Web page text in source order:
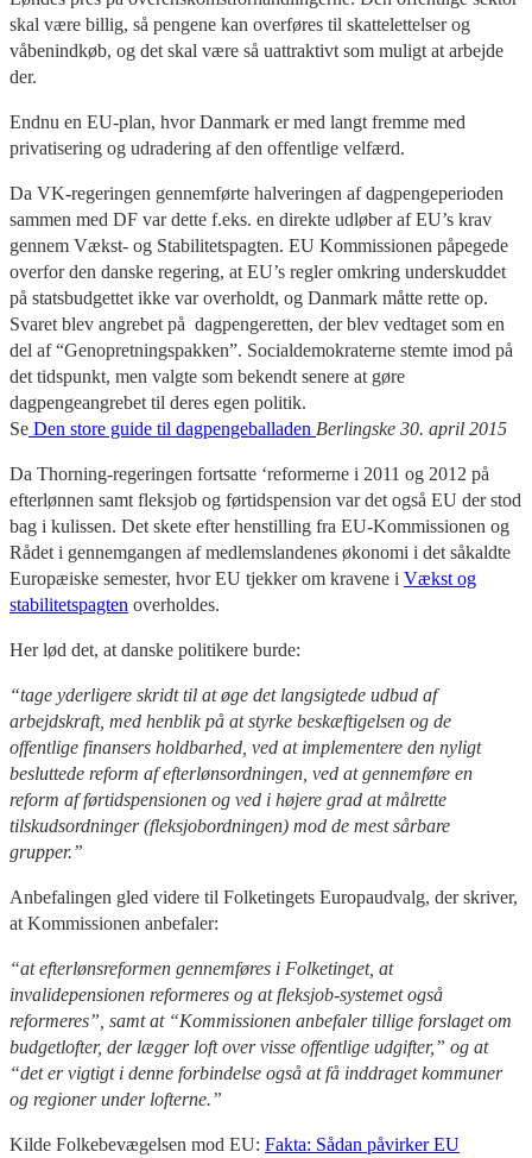
skal være billig, så pengene kan overføres til skattelettelser og
våbenindkøb, og det skal være så uattraktivt som muligt at arbejde
der.
Endnu en EU-plan, hvor Danmark er med langt fremme med
privatisering og udradering af den offentlige velfærd.
Da VK-regeringen gennemførte halveringen af dagpengeperioden
sammen med DF var dette f.eks. en direkte udløber af EU’s krav
gennem Vækst- og Stabilitetspagten. EU Kommissionen påpegede
overfor den danske regering, at EU’s regler omkring underskuddet
på statsbudgettet ikke var overholdt, og Danmark måtte rette op.
Svaret blev angrebet på dagpengeretten, der blev vedtaget som en
del af “Genopretningspakken”. Socialdemokraterne stemte imod på
det tidspunkt, men valgte som bekendt senere at gøre
dagpengeangrebet til deres egen politik.
Se Den store guide til dagpengeballaden Berlingske 30. april 2015
Da Thorning-regeringen fortsatte ‘reformerne i 2011 og 2012 på
efterlønnen samt fleksjob og førtidspension var det også EU der stod
bag i kulissen. Det skete efter henstilling fra EU-Kommissionen og
Rådet i gennemgangen af medlemslandenes økonomi i det såkaldte
Europæiske semester, hvor EU tjekker om kravene i Vækst og
stabilitetspagten overholdes.
Her lød det, at danske politikere burde:
“tage yderligere skridt til at øge det langsigtede udbud af
arbejdskraft, med henblik på at styrke beskæftigelsen og de
offentlige finansers holdbarhed, ved at implementere den nyligt
besluttede reform af efterlønsordningen, ved at gennemføre en
reform af førtidspensionen og ved i højere grad at målrette
tilskudsordninger (fleksjobordningen) mod de mest sårbare
grupper.”
Anbefalingen gled videre til Folketingets Europaudvalg, der skriver,
at Kommissionen anbefaler:
“at efterlønsreformen gennemføres i Folketinget, at
invalidepensionen reformeres og at fleksjob-systemet også
reformeres”, samt at “Kommissionen anbefaler tillige forslaget om
budgetlofter, der lægger loft over visse offentlige udgifter,” og at
“det er vigtigt i denne forbindelse også at få inddraget kommuner
og regioner under lofterne.”
Kilde Folkebevægelsen mod EU: Fakta: Sådan påvirker EU